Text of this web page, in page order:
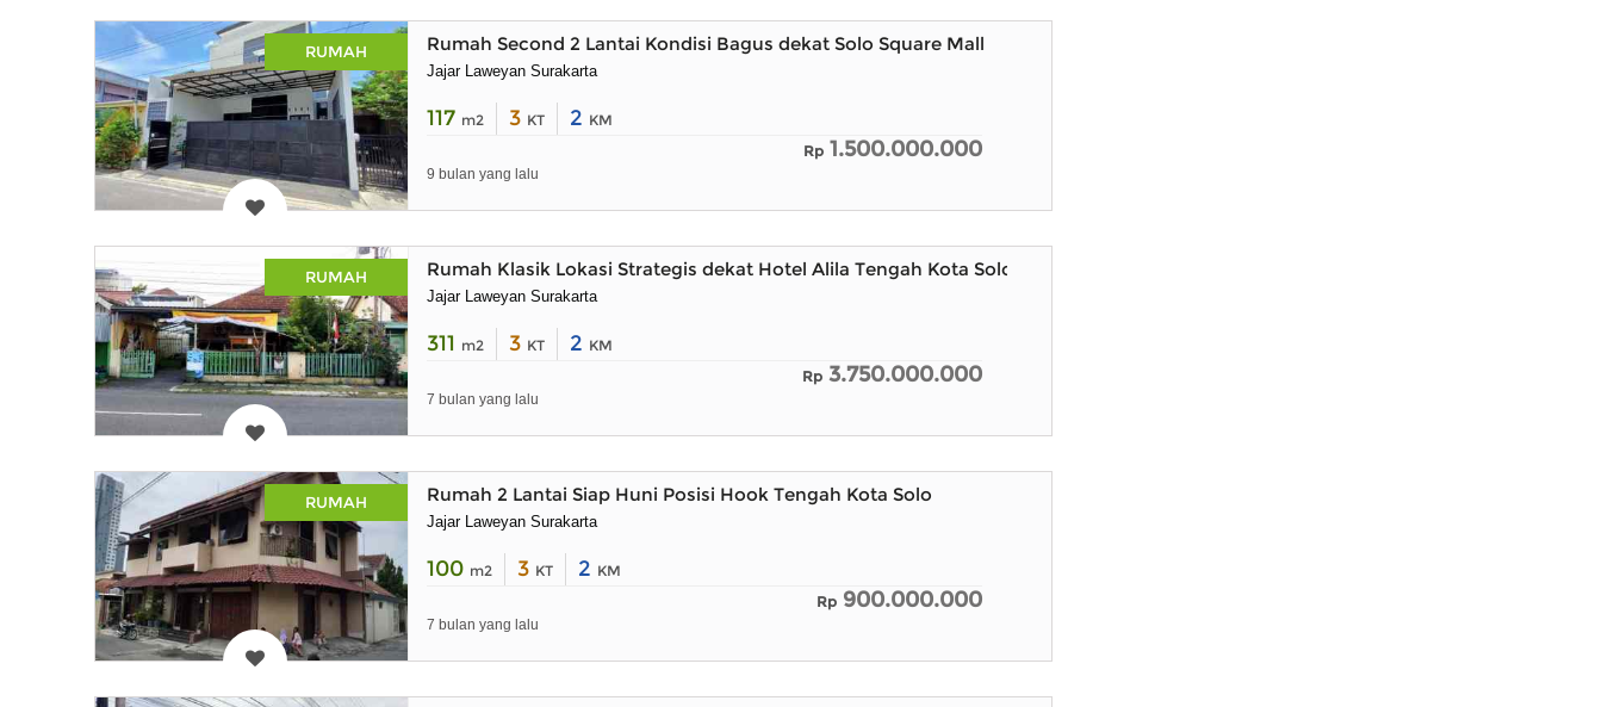
RUMAH Rumah Second 2 Lantai Kondisi Bagus dekat Solo Square Mall
Jajar Laweyan Surakarta
117 m2 3 KT 2 KM
Rp 1.500.000.000
9 bulan yang lalu
RUMAH Rumah Klasik Lokasi Strategis dekat Hotel Alila Tengah Kota Solo
Jajar Laweyan Surakarta
311 m2 3 KT 2 KM
Rp 3.750.000.000
7 bulan yang lalu
RUMAH Rumah 2 Lantai Siap Huni Posisi Hook Tengah Kota Solo
Jajar Laweyan Surakarta
100 m2 3 KT 2 KM
Rp 900.000.000
7 bulan yang lalu